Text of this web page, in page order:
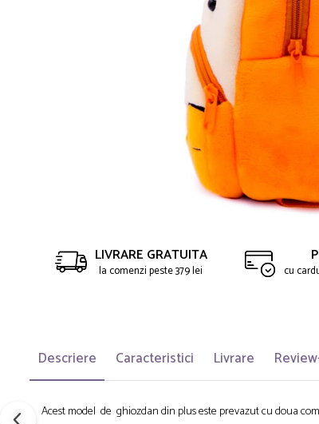
LIVRARE GRATUITA
la comenzi peste 379 lei cu
Descriere Caracteristici Livrare
Acest model de ghiozdan din plus este prevazut cu doua